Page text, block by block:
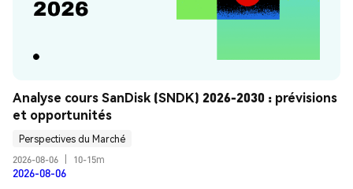
Analyse cours SanDisk (SNDK) 2026-2030 : prévisions
et opportunités
Perspectives du Marché
2026-08-06
10-15m
2026-08-06